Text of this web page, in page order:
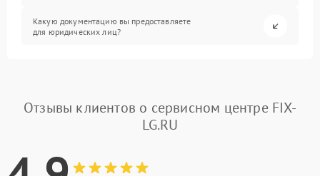
Какую документацию вы предоставляете
для юридических лиц?
Отзывы клиентов о сервисном центре FIX-
LG.RU